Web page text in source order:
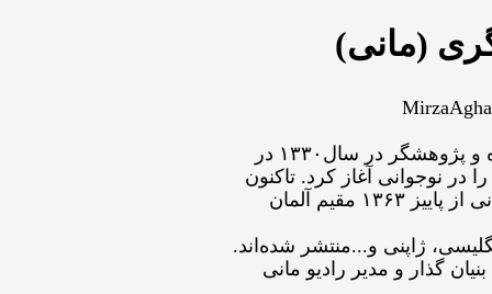
(مانی)
MirzaAgha
ﻣﻴﺮﺯﺍﺁﻗﺎﻋﺴگرﻯ(ﻣﺎﻧﻰ) شاعر، نویسنده و پژوهشگر ﺩﺭ ﺳﺎﻝ۱۳۳۰ در
ﺩﺭ ﻧﻮﺟﻮﺍﻧﻰ ﺁﻏﺎﺯ ﻛﺮﺩ. ﺗﺎﻛﻨﻮﻥ
۵۴ ﺟﻠﺪ ﺍﺯ ﺁﺛﺎﺭﺵ ﺑﻪ ﭼﺎﭖ ﺭﺳﻴﺪه‌اﻧﺪ. مانی از ﭘﺎﻳﻴﺰ ۱۳۶۳ مقیم ﺁﻟﻤﺎﻥ
ژاپنی و...ﻣﻨﺘﺸﺮ ﺷﺪﻩ⁯اند.
گذار و مدیر رادیو مانی